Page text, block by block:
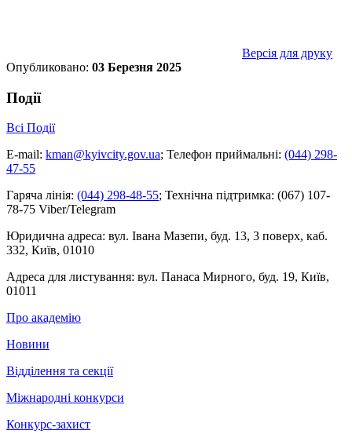
Версія для друку
Опубликовано: 03 Березня 2025
Події
Всі Події
E-mail: kman@kyivcity.gov.ua; Телефон приймальні: (044) 298-
47-55
Гаряча лінія: (044) 298-48-55; Технічна підтримка: (067) 107-
78-75 Viber/Telegram
Юридична адреса: вул. Івана Мазепи, буд. 13, 3 поверх, каб.
332, Київ, 01010
Адреса для листування: вул. Панаса Мирного, буд. 19, Київ,
01011
Про академію
Новини
Відділення та секції
Міжнародні конкурси
Конкурс-захист